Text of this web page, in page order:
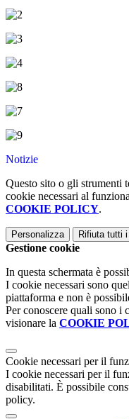
Notizie
Questo sito o gli strumenti
cookie necessari al
COOKIE POLICY.
Personalizza Rifiuta tutti i
Gestione cookie
In questa schermata è
I cookie necessari sono
piattaforma e non è
Per conoscere quali sono i
visionare la COOKIE
Cookie necessari per il
I cookie necessari per il
disabilitati. È possibile
policy.